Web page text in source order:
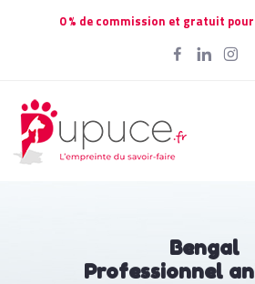
0 % de commission et gratuit
Bengal
Professionnel